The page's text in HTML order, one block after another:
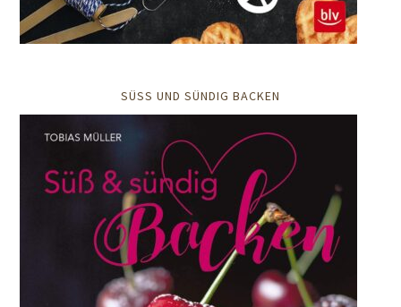
SÜSS UND SÜNDIG BACKEN